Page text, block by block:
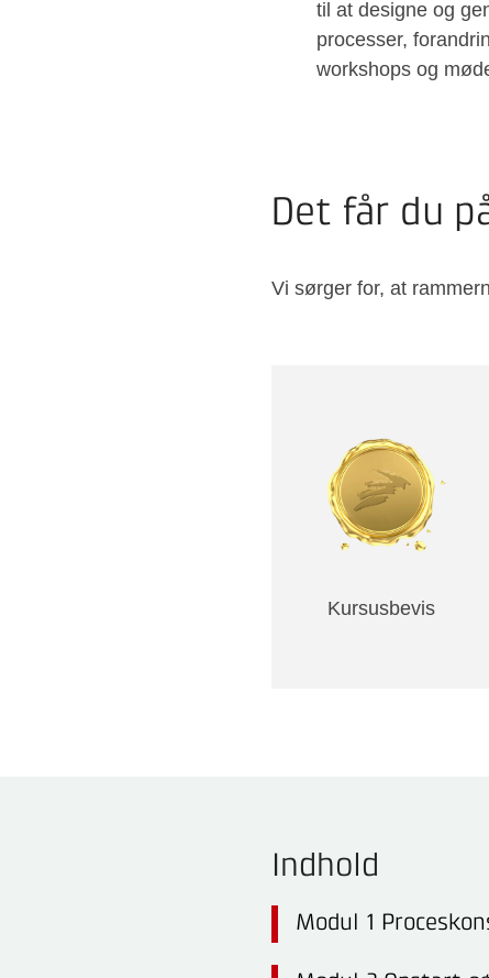
til at designe og
processer,
workshops og
Det får du
Vi sørger for, at
Kursusbevis
Indhold
Modul 1